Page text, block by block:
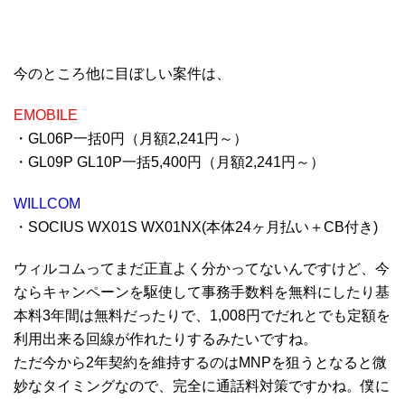
今のところ他に目ぼしい案件は、
EMOBILE
・GL06P一括0円（月額2,241円～）
・GL09P GL10P一括5,400円（月額2,241円～）
WILLCOM
・SOCIUS WX01S WX01NX(本体24ヶ月払い＋CB付き)
ウィルコムってまだ正直よく分かってないんですけど、今
ならキャンペーンを駆使して事務手数料を無料にしたり基
本料3年間は無料だったりで、1,008円でだれとでも定額を
利用出来る回線が作れたりするみたいですね。
ただ今から2年契約を維持するのはMNPを狙うとなると微
妙なタイミングなので、完全に通話料対策ですかね。僕に